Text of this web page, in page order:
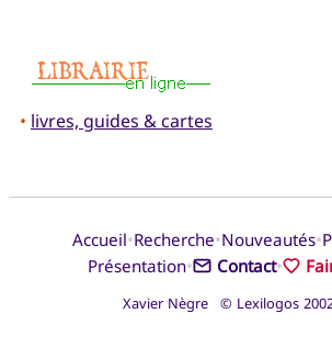
• livres, guides & cartes
Accueil•Recherche•Nouveautés•
Présentation• Contact•
Xavier Nègre © Lexilogos